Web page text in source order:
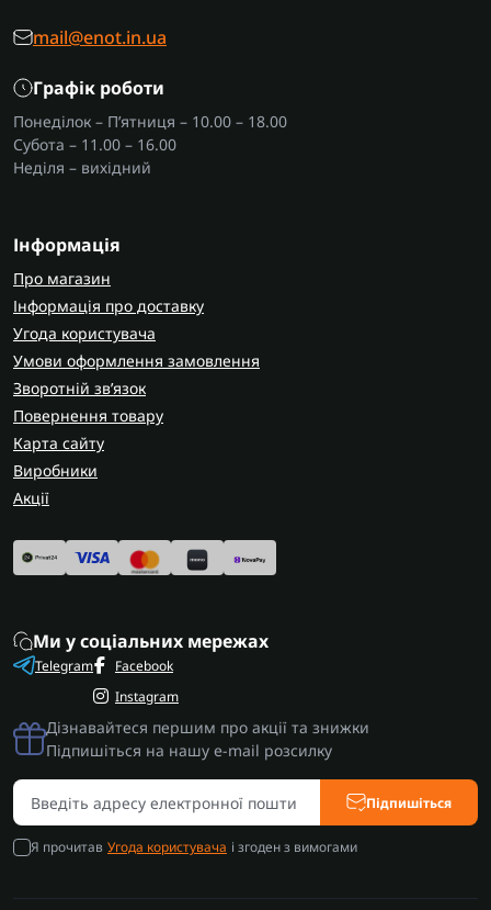
mail@enot.in.ua
Графік роботи
Понеділок – П’ятниця – 10.00 – 18.00
Субота – 11.00 – 16.00
Неділя – вихідний
Інформація
Про магазин
Інформація про доставку
Угода користувача
Умови оформлення замовлення
Зворотній зв’язок
Повернення товару
Карта сайту
Виробники
Акції
Ми у соціальних мережах
Telegram
Facebook
Instagram
Дізнавайтеся першим про акції та знижки
Підпишіться на нашу e-mail розсилку
Підпишіться
Я прочитав Угода користувача і згоден з вимогами